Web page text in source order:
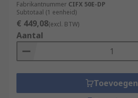
Fabrikantnummer CIFX 50E-DP
Subtotaal (1 eenheid)
€ 449,08(excl. BTW)
Aantal
Toevoegen